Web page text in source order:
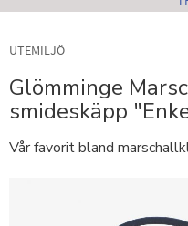
UTEMILJÖ
Glömminge
smideskäpp
Vår favorit bland